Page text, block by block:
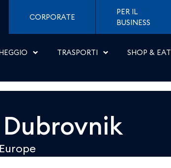
di Napoli
CORPORATE
PER IL
BUSINESS
TRASPORTI SHOP & EAT
Dubrovnik